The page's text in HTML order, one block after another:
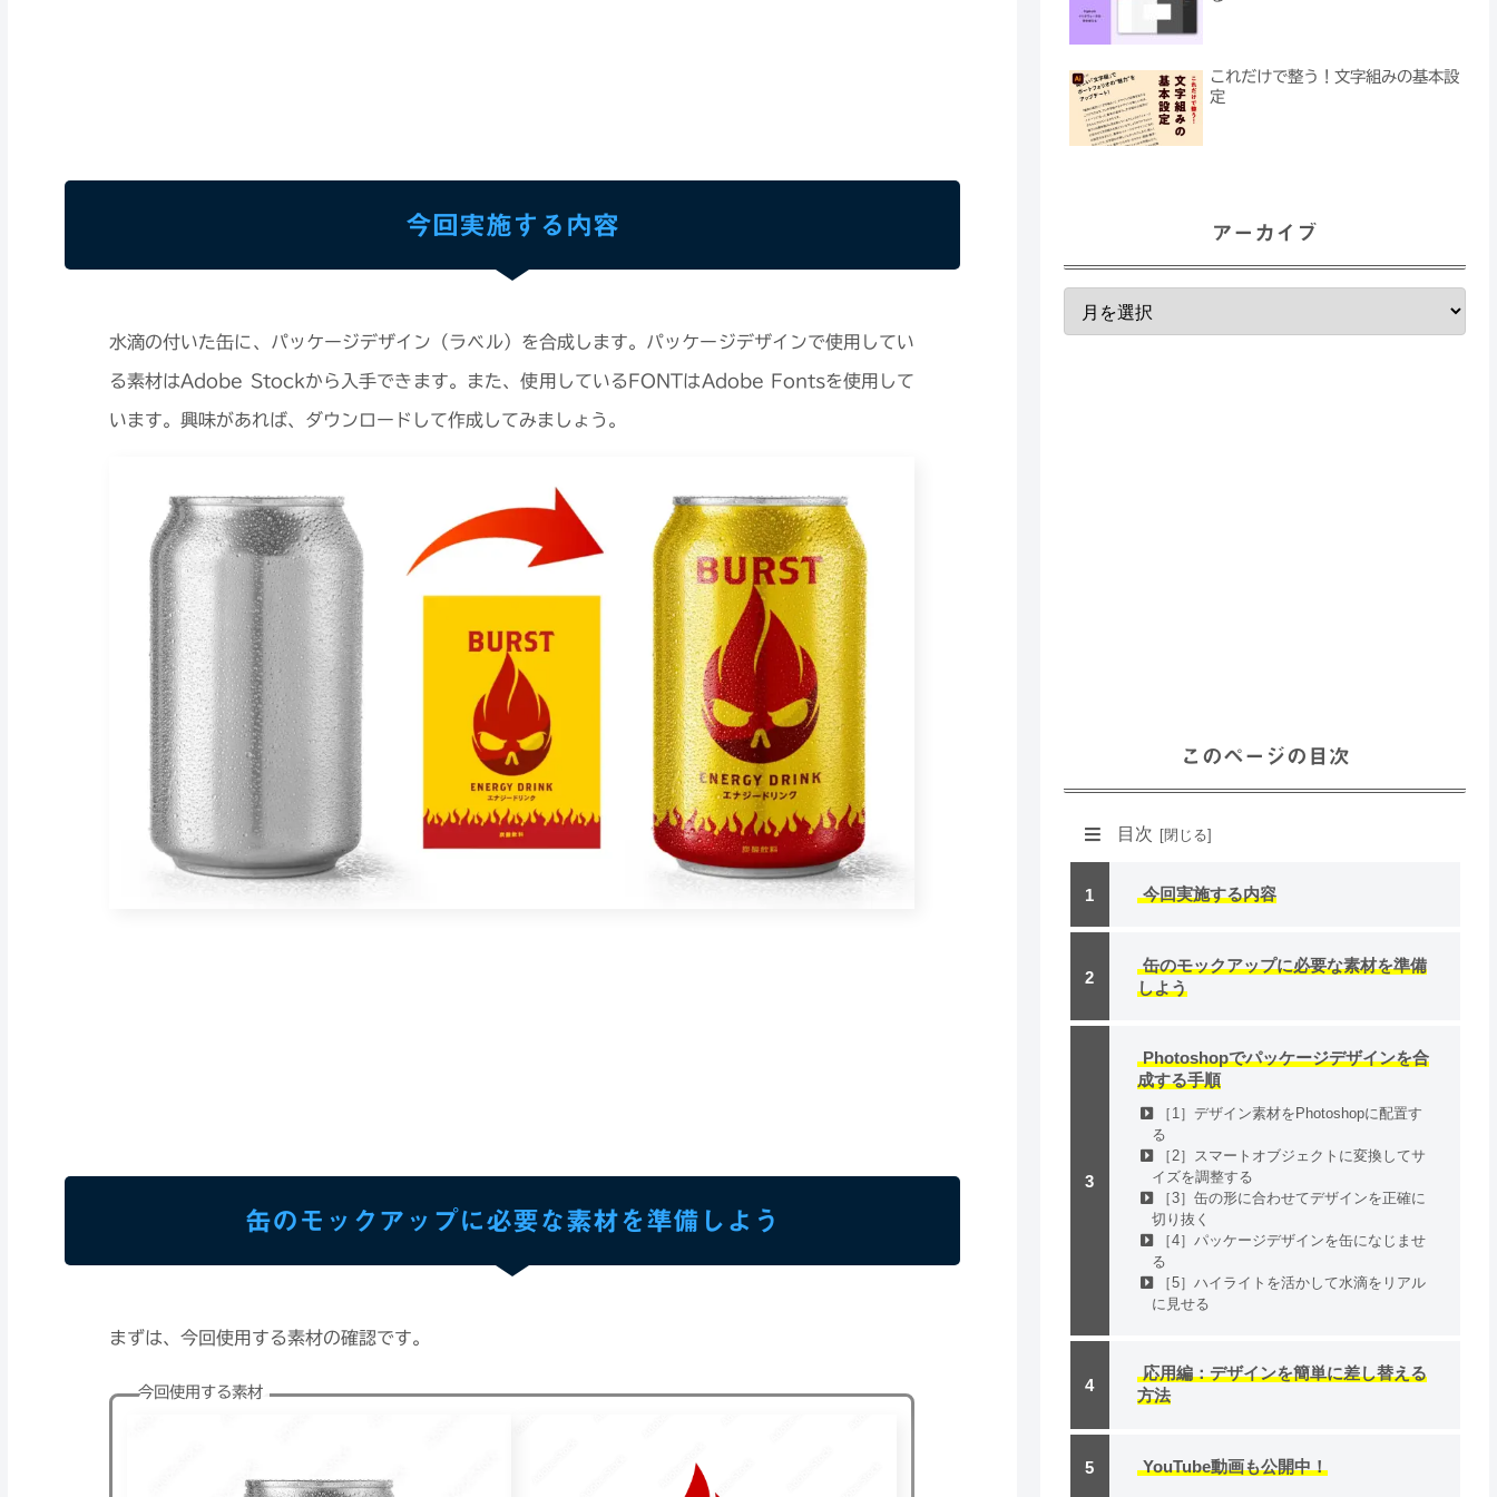
今回実施する内容
水滴の付いた缶に、パッケージデザイン（ラベル）を合成します。パッケージデザインで使用してい
る素材はAdobe Stockから入手できます。また、使用しているFONTはAdobe Fontsを使用して
います。興味があれば、ダウンロードして作成してみましょう。
缶のモックアップに必要な素材を準備しよう
まずは、今回使用する素材の確認です。
今回使用する素材
これだけで整う！文字組みの基本設
定
アーカイブ
このページの目次
目次
今回実施する内容
缶のモックアップに必要な素材を準備
しよう
Photoshopでパッケージデザインを合
成する手順
［1］デザイン素材をPhotoshopに配置す
る
［2］スマートオブジェクトに変換してサ
イズを調整する
［3］缶の形に合わせてデザインを正確に
切り抜く
［4］パッケージデザインを缶になじませ
る
［5］ハイライトを活かして水滴をリアル
に見せる
応用編：デザインを簡単に差し替える
方法
YouTube動画も公開中！